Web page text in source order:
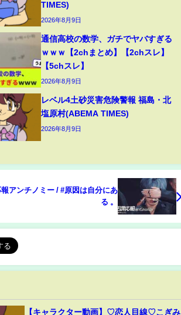
TIMES)
2026年8月9日
通信高校の数学、ガチでヤバすぎる
ｗｗｗ【2chまとめ】【2chスレ】
【5chスレ】
2026年8月9日
レベル4土砂災害危険警報 福島・北
塩原村(ABEMA TIMES)
2026年8月9日
報アンチノミー / #原因は自分にあ
る 。
【キャラクター動画】♡恋人目線♡こぎみ